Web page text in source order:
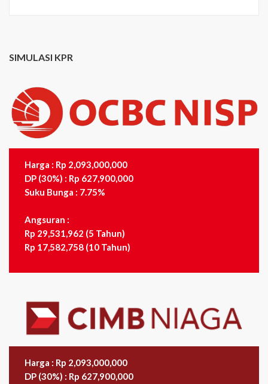
SIMULASI KPR
Harga : Rp 2,093,000,000
DP (30%) : Rp 627,900,000
Suku Bunga : 7.75%
Angsuran :
Rp 29,531,962 (5 Tahun)
Rp 17,582,758 (10 Tahun)
Harga : Rp 2,093,000,000
DP (30%) : Rp 627,900,000